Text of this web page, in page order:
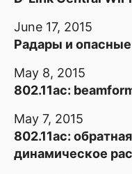
June 17, 2015
Радары и
May 8, 2015
802.11ac:
May 7, 2015
802.11ac:
динамическое